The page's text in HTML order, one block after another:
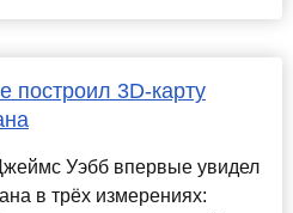
3D‑карту
Уэбб впервые увидел
в трёх измерениях: